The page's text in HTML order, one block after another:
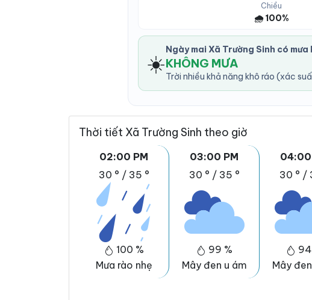
Chiều
🌧️ 100%
☀️
Ngày mai Xã Trường Sinh có mưa
KHÔNG MƯA
Trời nhiều khả năng khô ráo (xác
Thời tiết Xã Trường Sinh theo giờ
02:00 PM
30 ° / 35 °
100 %
Mưa rào nhẹ
03:00 PM
30 ° / 35 °
99 %
Mây đen u ám
04:00
30 ° /
Mây